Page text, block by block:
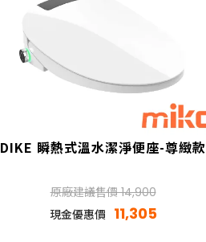
DIKE 瞬熱式溫水潔淨便座-尊緻款
原廠建議售價 14,900
現金優惠價 11,305